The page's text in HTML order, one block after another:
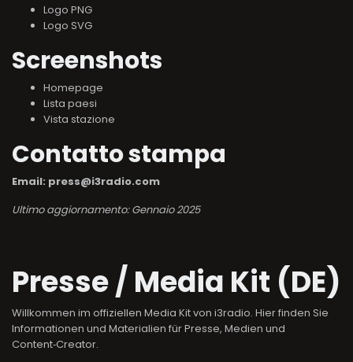
Logo PNG
Logo SVG
Screenshots
Homepage
Lista paesi
Vista stazione
Contatto stampa
Email: press@i3radio.com
Ultimo aggiornamento: Gennaio 2025
Presse / Media Kit (DE)
Willkommen im offiziellen Media Kit von i3radio. Hier finden Sie
Informationen und Materialien für Presse, Medien und
Content‑Creator.